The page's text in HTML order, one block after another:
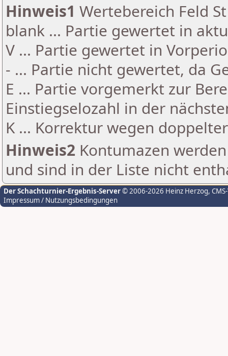
Hinweis1 Wertebereich Feld
blank ... Partie gewertet in
V ... Partie gewertet in
- ... Partie nicht gewertet, da
E ... Partie vorgemerkt zur
Einstiegselozahl in der
K ... Korrektur wegen
Hinweis2 Kontumazen
und sind in der Liste nicht
Der Schachturnier-Ergebnis-Server© 2006-2026 Heinz Herzog,
Impressum / Nutzungsbedingungen